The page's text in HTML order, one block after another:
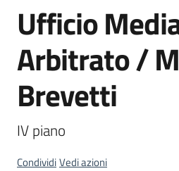
Gestire
Impresa
Promuovere
Impresa
e
Salta al contenuto
Ufficio
Arbitrato /
Brevetti
IV piano
CondividiVedi azioni